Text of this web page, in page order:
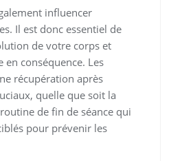
influencer
Il est donc essentiel de
de votre corps et
en conséquence. Les
récupération après
quelle que soit la
de fin de séance qui
pour prévenir les